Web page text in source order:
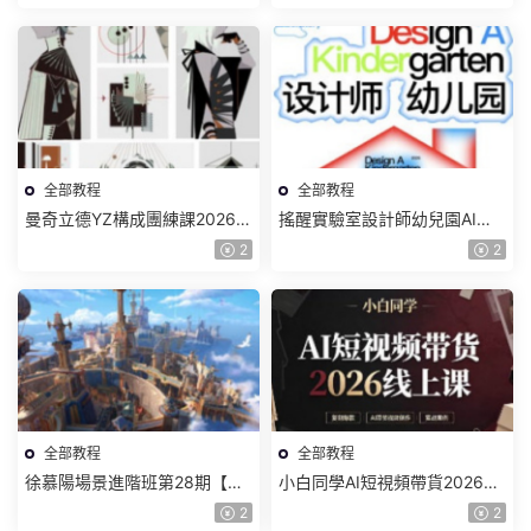
全部教程
曼奇立德YZ構成團練課2026年
8月已結課【畫質高清有課件】
2
全部教程
搖醒實驗室設計師幼兒園AI軟
件基礎課2025【畫質不錯有素
2
全部教程
徐慕陽場景進階班第28期【畫
2
全部教程
小白同學AI短視頻帶貨2026線
2